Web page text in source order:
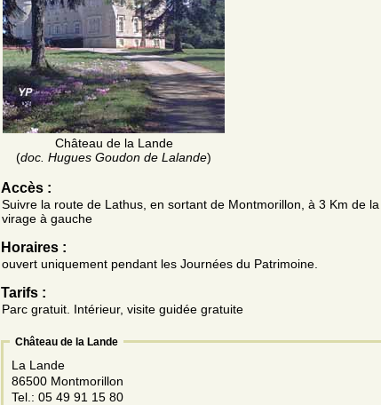
Château de la Lande
(doc. Hugues Goudon de Lalande)
Accès :
Suivre la route de Lathus, en sortant de Montmorillon, à 3 Km de
virage à gauche
Horaires :
ouvert uniquement pendant les Journées du Patrimoine.
Tarifs :
Parc gratuit. Intérieur, visite guidée gratuite
Château de la Lande
La Lande
86500 Montmorillon
Tel.: 05 49 91 15 80